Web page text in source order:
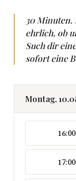
30 Minuten.
ehrlich, ob
Such dir
sofort eine
Montag,
16:00
17:00